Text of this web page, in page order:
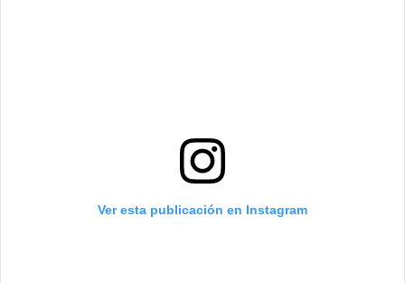
Ver esta publicación en Instagram